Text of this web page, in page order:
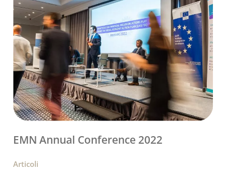
EMN Annual Conference 2022
Articoli